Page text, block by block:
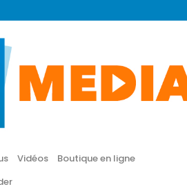
Vidéos
Boutique en ligne
MÉDIA
nouvelle en JESUS !
Accueil
Vidéos